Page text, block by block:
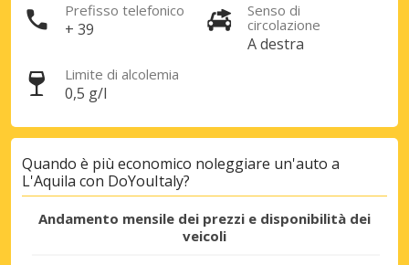
Prefisso telefonico
+ 39
Senso di
circolazione
A destra
Limite di alcolemia
0,5 g/l
Quando è più economico noleggiare un'auto a
L'Aquila con DoYouItaly?
Andamento mensile dei prezzi e disponibilità dei
veicoli